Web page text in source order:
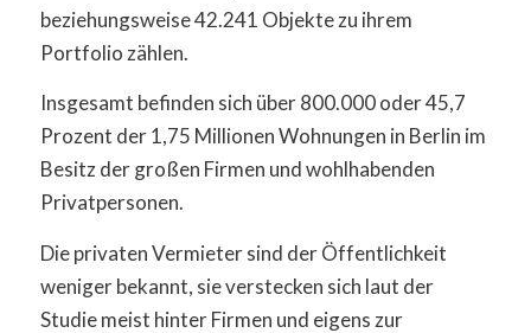
beziehungsweise 42.241 Objekte zu ihrem
Portfolio zählen.
Insgesamt befinden sich über 800.000 oder 45,7
Prozent der 1,75 Millionen Wohnungen in Berlin im
Besitz der großen Firmen und wohlhabenden
Privatpersonen.
Die privaten Vermieter sind der Öffentlichkeit
weniger bekannt, sie verstecken sich laut der
Studie meist hinter Firmen und eigens zur